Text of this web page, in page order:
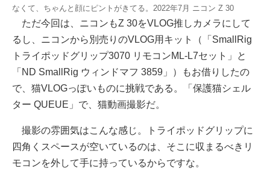
なくて、ちゃんと顔にピントがきてる。2022年7月 ニコン Z 30
ただ今回は、ニコンもZ 30をVLOG推しカメラにして
るし、ニコンから別売りのVLOG用キット（「SmallRig
トライポッドグリップ3070 リモコンML-L7セット」と
「ND SmallRig ウィンドマフ 3859」）もお借りしたの
で、猫VLOGっぽいものに挑戦である。「保護猫シェル
ター QUEUE」で、猫動画撮影だ。
撮影の雰囲気はこんな感じ。トライポッドグリップに
四角くスペースが空いているのは、そこに収まるべきリ
モコンを外して手に持っているからですな。